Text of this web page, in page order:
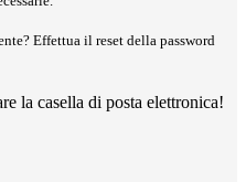
Effettua il reset della password
la casella di posta elettronica!